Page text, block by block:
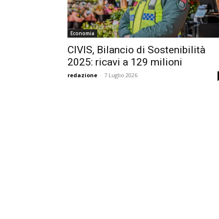
Economia
CIVIS, Bilancio di Sostenibilità
2025: ricavi a 129 milioni
redazione - 7 Luglio 2026